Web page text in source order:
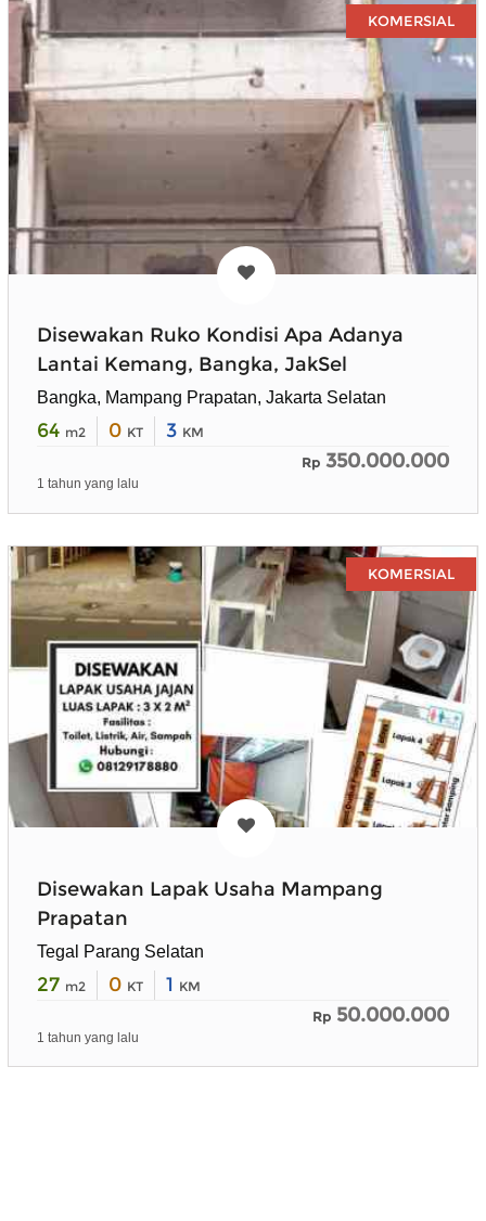
KOMERSIAL
Disewakan Ruko Kondisi Apa Adanya
Lantai Kemang, Bangka, JakSel
Bangka, Mampang Prapatan, Jakarta Selatan
64 m2 0 KT 3 KM
Rp 350.000.000
1 tahun yang lalu
KOMERSIAL
Disewakan Lapak Usaha Mampang
Prapatan
Tegal Parang Selatan
27 m2 0 KT 1 KM
Rp 50.000.000
1 tahun yang lalu